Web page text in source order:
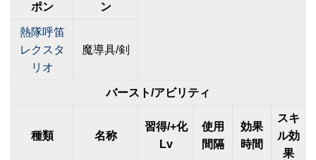
ポン
ン
熱隊呼笛
レクスタ
リオ
魔導具/剣
バースト/アビリティ
種類 名称
習得/+化
Lv
使用
間隔
効果
時間
スキ
ル効
果